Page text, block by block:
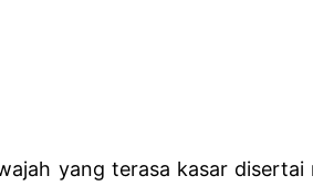
yang terasa kasar